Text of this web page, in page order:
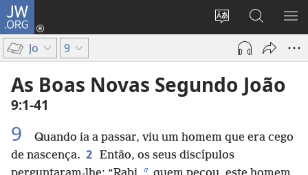
JW.ORG
Alterar
língua
do
site
Entrar
(abre
janela)
Pesquisar
no
Site
JW.ORG
Jo 9
As Boas Novas Segundo João
9:1-41
9
Quando ia a passar, viu um homem que era cego
de nascença. 2 Então, os seus discípulos
a